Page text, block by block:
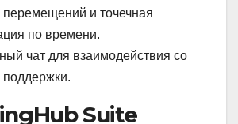
перемещений и точечная
по времени.
чат для взаимодействия со
Suite